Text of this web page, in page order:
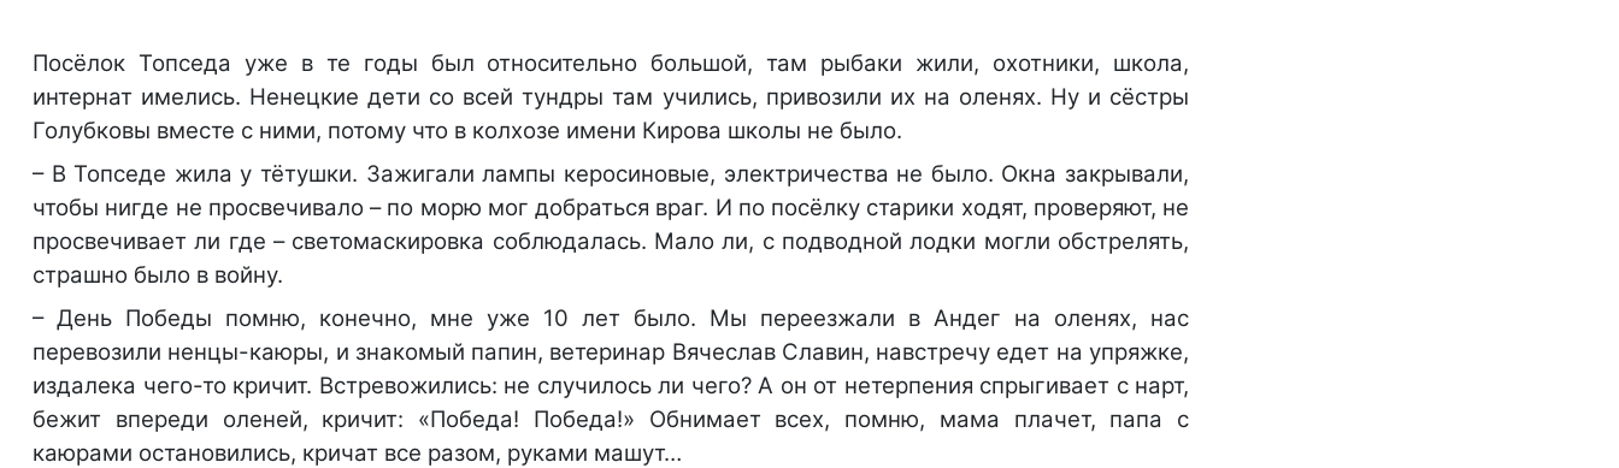
Посёлок Топседа уже в те годы был относительно большой, там рыбаки жили, охотники, школа,
интернат имелись. Ненецкие дети со всей тундры там учились, привозили их на оленях. Ну и сёстры
Голубковы вместе с ними, потому что в колхозе имени Кирова школы не было.
– В Топседе жила у тётушки. Зажигали лампы керосиновые, электричества не было. Окна закрывали,
чтобы нигде не просвечивало – по морю мог добраться враг. И по посёлку старики ходят, проверяют, не
просвечивает ли где – светомаскировка соблюдалась. Мало ли, с подводной лодки могли обстрелять,
страшно было в войну.
– День Победы помню, конечно, мне уже 10 лет было. Мы переезжали в Андег на оленях, нас
перевозили ненцы-каюры, и знакомый папин, ветеринар Вячеслав Славин, навстречу едет на упряжке,
издалека чего-то кричит. Встревожились: не случилось ли чего? А он от нетерпения спрыгивает с нарт,
бежит впереди оленей, кричит: «Победа! Победа!» Обнимает всех, помню, мама плачет, папа с
каюрами остановились, кричат все разом, руками машут…